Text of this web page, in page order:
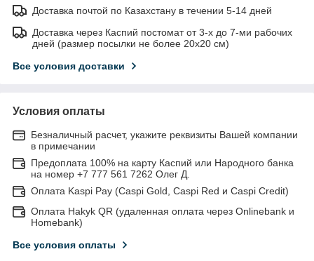
Доставка почтой по Казахстану в течении 5-14 дней
Доставка через Каспий постомат от 3-х до 7-ми рабочих
дней (размер посылки не более 20х20 см)
Все условия доставки
Условия оплаты
Безналичный расчет, укажите реквизиты Вашей компании
в примечании
Предоплата 100% на карту Каспий или Народного банка
на номер +7 777 561 7262 Олег Д.
Оплата Kaspi Pay (Caspi Gold, Caspi Red и Caspi Credit)
Оплата Hakyk QR (удаленная оплата через Onlinebank и
Homebank)
Все условия оплаты